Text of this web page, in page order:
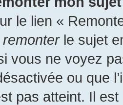
le lien «
remonterle sujet
vous ne voyez
ou que
pas atteint. Il